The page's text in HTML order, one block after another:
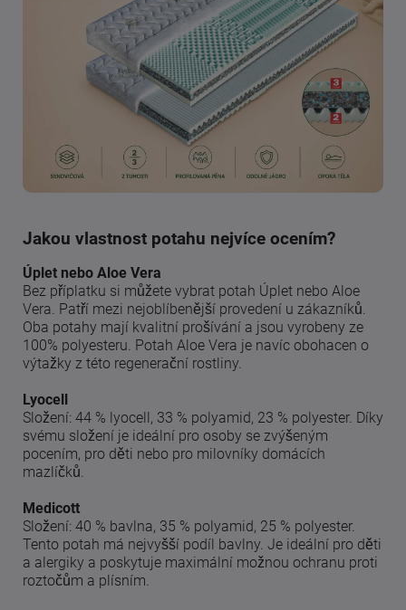
Jakou vlastnost potahu nejvíce ocením?
Úplet nebo Aloe Vera
Bez příplatku si můžete vybrat potah Úplet nebo Aloe
Vera. Patří mezi nejoblíbenější provedení u zákazníků.
Oba potahy mají kvalitní prošívání a jsou vyrobeny ze
100% polyesteru. Potah Aloe Vera je navíc obohacen o
výtažky z této regenerační rostliny.
Lyocell
Složení: 44 % lyocell, 33 % polyamid, 23 % polyester. Díky
svému složení je ideální pro osoby se zvýšeným
pocením, pro děti nebo pro milovníky domácích
mazlíčků.
Medicott
Složení: 40 % bavlna, 35 % polyamid, 25 % polyester.
Tento potah má nejvyšší podíl bavlny. Je ideální pro děti
a alergiky a poskytuje maximální možnou ochranu proti
roztočům a plísním.